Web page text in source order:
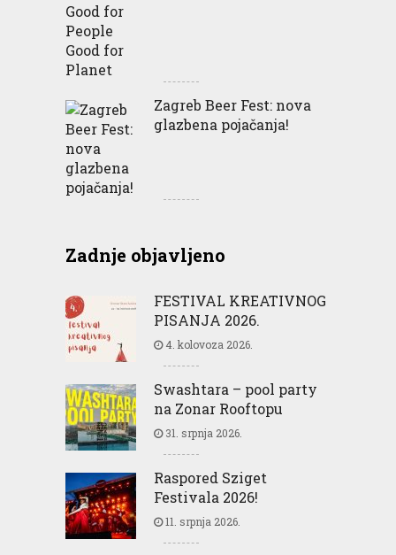
Zagreb Beer Fest: nova
glazbena pojačanja!
Zadnje objavljeno
FESTIVAL KREATIVNOG
PISANJA 2026.
4. kolovoza 2026.
Swashtara – pool party
na Zonar Rooftopu
31. srpnja 2026.
Raspored Sziget
Festivala 2026!
11. srpnja 2026.